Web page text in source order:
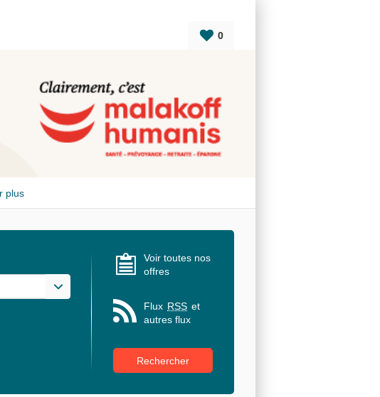
0
plus
une ou des valeurs
Voir toutes nos
offres
Flux RSS et
autres flux